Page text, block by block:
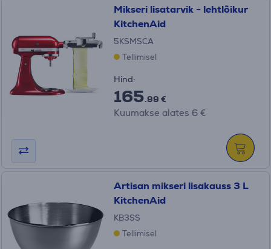
Mikseri lisatarvik - lehtlõikur
KitchenAid
5KSMSCA
Tellimisel
Hind:
165.99 €
Kuumakse alates 6 €
Artisan mikseri lisakauss 3 L
KitchenAid
KB3SS
Tellimisel